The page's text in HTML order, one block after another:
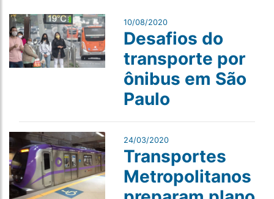
10/08/2020
Desafios do
transporte por
ônibus em São
Paulo
24/03/2020
Transportes
Metropolitanos